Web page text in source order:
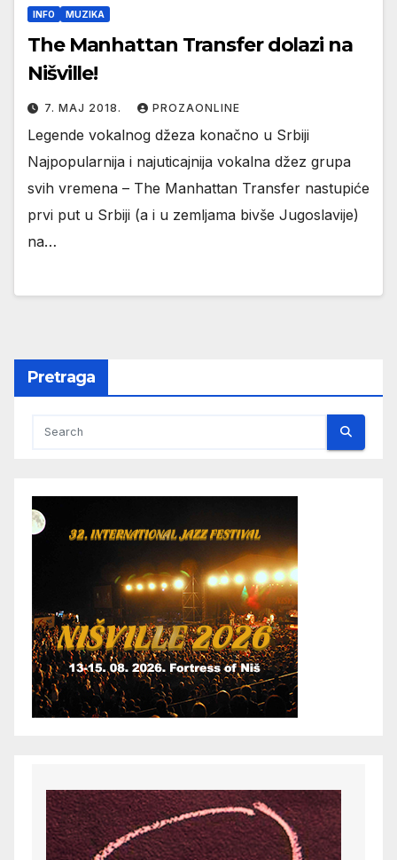
INFO MUZIKA
The Manhattan Transfer dolazi na
Nišville!
7. МАЈ 2018. PROZAONLINE
Legende vokalnog džeza konačno u Srbiji
Najpopularnija i najuticajnija vokalna džez grupa
svih vremena – The Manhattan Transfer nastupiće
prvi put u Srbiji (a i u zemljama bivše Jugoslavije)
na…
Pretraga